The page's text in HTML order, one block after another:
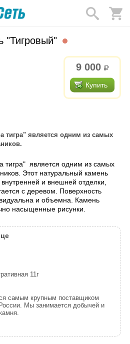
"Тигровый"
9 000 р.
Купить
тигра" является одним из самых
тигра" является одним из самых
Этот натуральный камень
и внешней отделки,
с деревом. Поверхность
и объемна. Камень
насыщенные рисунки.
11г
самым крупным поставщиком
Мы занимается добычей и